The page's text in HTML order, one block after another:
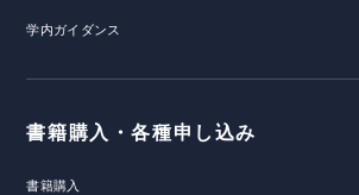
学内ガイダンス
書籍購入・各種申し込み
書籍購入